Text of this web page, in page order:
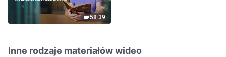
58:39
Inne rodzaje materiałów wideo